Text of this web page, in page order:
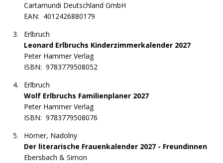
Cartamundi Deutschland GmbH
EAN: 4012426880179
Erlbruch
Leonard Erlbruchs Kinderzimmerkalender 2027
Peter Hammer Verlag
ISBN: 9783779508052
Erlbruch
Wolf Erlbruchs Familienplaner 2027
Peter Hammer Verlag
ISBN: 9783779508076
Hörner, Nadolny
Der literarische Frauenkalender 2027 - Freundinnen
Ebersbach & Simon